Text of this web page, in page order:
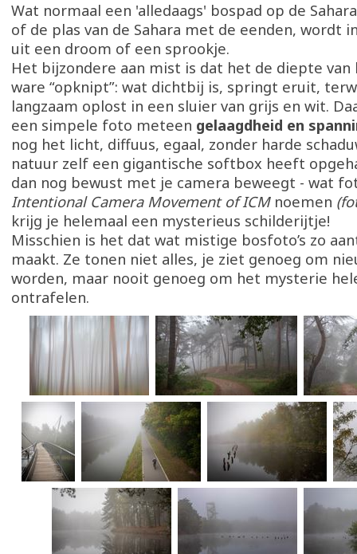
Wat normaal een 'alledaags' bospad op de
of de plas van de Sahara met de eenden, wordt
uit een droom of een sprookje.
Het bijzondere aan mist is dat het de diepte van
ware “opknipt”: wat dichtbij is, springt eruit,
langzaam oplost in een sluier van grijs en wit.
een simpele foto meteen gelaagdheid en
nog het licht, diffuus, egaal, zonder harde
natuur zelf een gigantische softbox heeft
dan nog bewust met je camera beweegt - wat
Intentional Camera Movement of ICMnoemen
krijg je helemaal een mysterieus schilderijtje!
Misschien is het dat wat mistige bosfoto’s zo
maakt. Ze tonen niet alles, je ziet genoeg om
worden, maar nooit genoeg om het mysterie
ontrafelen.